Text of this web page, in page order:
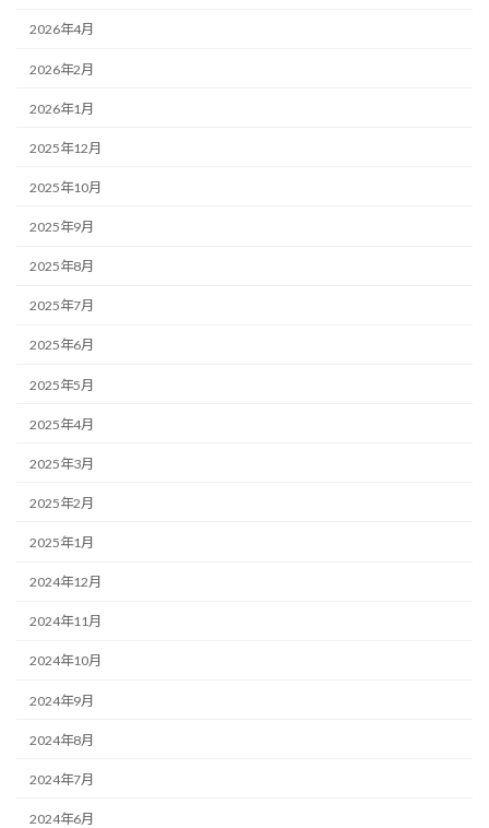
2026年4月
2026年2月
2026年1月
2025年12月
2025年10月
2025年9月
2025年8月
2025年7月
2025年6月
2025年5月
2025年4月
2025年3月
2025年2月
2025年1月
2024年12月
2024年11月
2024年10月
2024年9月
2024年8月
2024年7月
2024年6月